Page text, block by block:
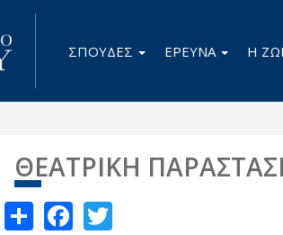
ΣΠΟΥΔΕΣ ΕΡΕΥΝΑ Η
ΘΕΑΤΡΙΚΗ
ShareFacebook